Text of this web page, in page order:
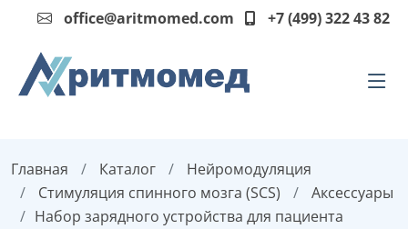
office@aritmomed.com +7 (499) 322 43 82
Главная Каталог
Нейромодуляция
Стимуляция спинного мозга (SCS)
Аксессуары
Набор зарядного устройства для пациента